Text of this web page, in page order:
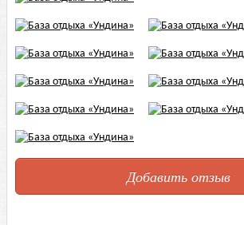
Добавить отзыв